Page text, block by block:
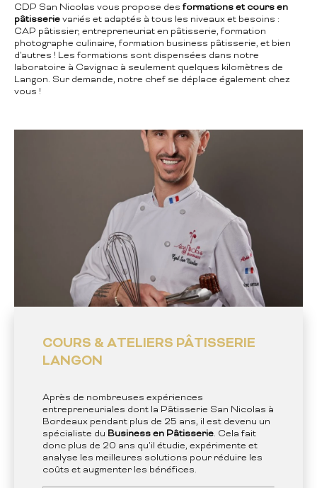
CDP San Nicolas vous propose des formations et cours en
pâtisserievariés et adaptés à tous les niveaux et besoins :
CAP pâtissier, entrepreneuriat en pâtisserie, formation
photographe culinaire, formation business pâtisserie, et bien
d'autres ! Les formations sont dispensées dans notre
laboratoire à Cavignac à seulement quelques kilomètres de
Langon. Sur demande, notre chef se déplace également chez
vous !
COURS & ATELIERS PÂTISSERIE
LANGON
Après de nombreuses expériences
entrepreneuriales dont la Pâtisserie San Nicolas à
Bordeaux pendant plus de 25 ans, il est devenu un
spécialiste du Business en Pâtisserie. Cela fait
donc plus de 20 ans qu'il étudie, expérimente et
analyse les meilleures solutions pour réduire les
coûts et augmenter les bénéfices.